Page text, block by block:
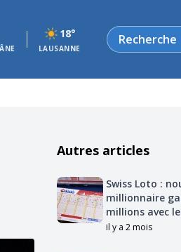
18°
LAUSANNE
Rechercher
Autres articles
Swiss Loto :
millionnaire
millions avec
il y a 2 mois